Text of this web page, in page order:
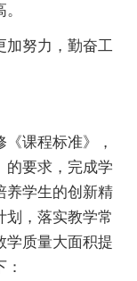
努力，勤奋工
课程标准》，
的要求，完成学
养学生的创新精
划，落实教学常
学质量大面积提